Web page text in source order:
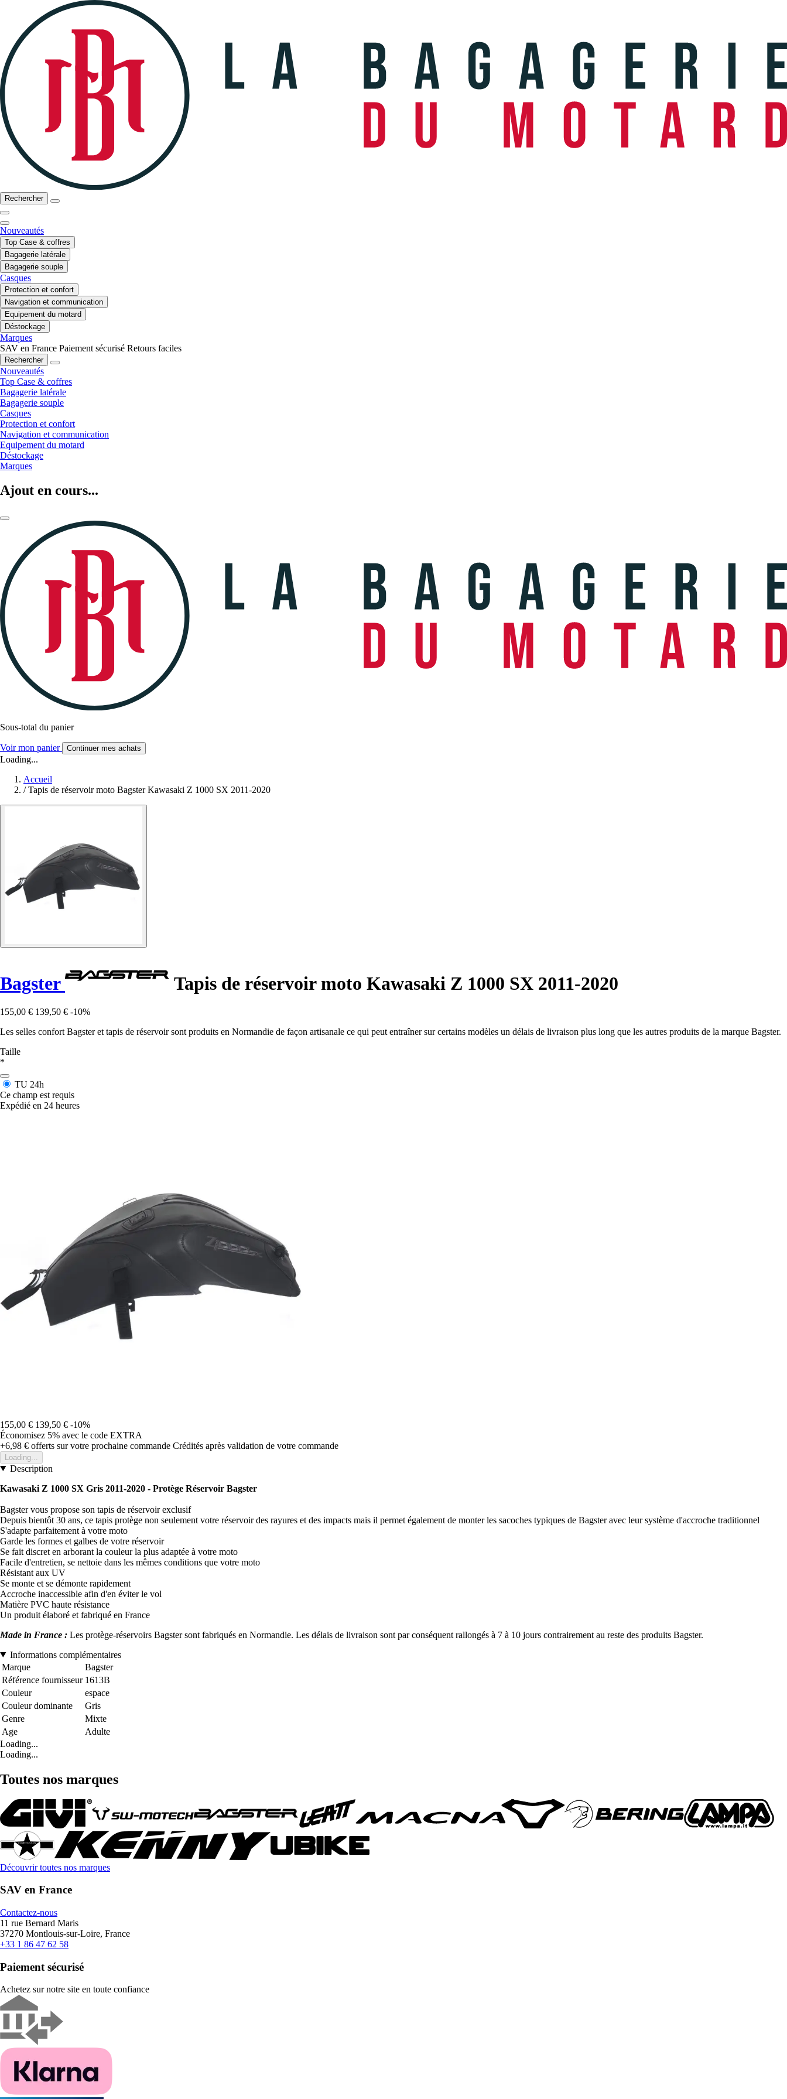
Rechercher
Nouveautés
Top Case & coffres
Bagagerie latérale
Bagagerie souple
Casques
Protection et confort
Navigation et communication
Equipement du motard
Déstockage
Marques
SAV en France Paiement sécurisé Retours faciles
Rechercher
Nouveautés
Top Case & coffres
Bagagerie latérale
Bagagerie souple
Casques
Protection et confort
Navigation et communication
Equipement du motard
Déstockage
Marques
Ajout en cours...
Sous-total du panier
Voir mon panier Continuer mes achats
Loading...
Accueil
/ Tapis de réservoir moto Bagster Kawasaki Z 1000 SX 2011-2020
Bagster Tapis de réservoir moto Kawasaki Z 1000 SX 2011-2020
155,00 € 139,50 € -10%
Les selles confort Bagster et tapis de réservoir sont produits en Normandie de façon artisanale ce qui peut entraîner sur certains modèles un délais de livraison plus long que les autres produits de la marque Bagster.
Taille
*
TU 24h
Ce champ est requis
Expédié en 24 heures
155,00 € 139,50 € -10%
Économisez 5% avec le code EXTRA
+6,98 € offerts sur votre prochaine commande Crédités après validation de votre commande
Loading...
Description
Kawasaki Z 1000 SX Gris 2011-2020 - Protège Réservoir Bagster
Bagster vous propose son tapis de réservoir exclusif
Depuis bientôt 30 ans, ce tapis protège non seulement votre réservoir des rayures et des impacts mais il permet également de monter les sacoches typiques de Bagster avec leur système d'accroche traditionnel
S'adapte parfaitement à votre moto
Garde les formes et galbes de votre réservoir
Se fait discret en arborant la couleur la plus adaptée à votre moto
Facile d'entretien, se nettoie dans les mêmes conditions que votre moto
Résistant aux UV
Se monte et se démonte rapidement
Accroche inaccessible afin d'en éviter le vol
Matière PVC haute résistance
Un produit élaboré et fabriqué en France
Made in France : Les protège-réservoirs Bagster sont fabriqués en Normandie. Les délais de livraison sont par conséquent rallongés à 7 à 10 jours contrairement au reste des produits Bagster.
Informations complémentaires
Marque
Bagster
Référence fournisseur 1613B
Couleur
espace
Couleur dominante
Gris
Genre
Mixte
Age
Adulte
Loading...
Loading...
Toutes nos marques
Découvrir toutes nos marques
SAV en France
Contactez-nous
11 rue Bernard Maris
37270 Montlouis-sur-Loire, France
+33 1 86 47 62 58
Paiement sécurisé
Achetez sur notre site en toute confiance